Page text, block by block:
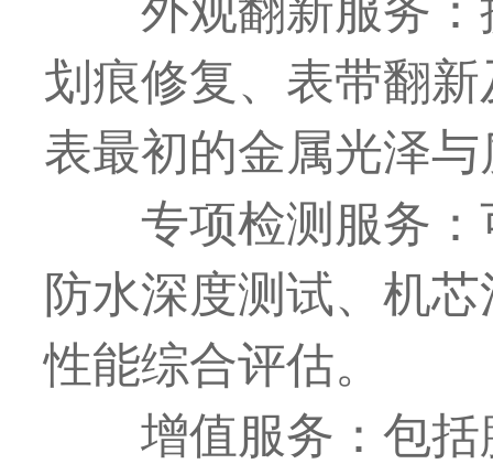
划痕修复、表带翻
表最初的金属光泽
专项检测服务
防水深度测试、机
性能综合评估。
增值服务：包